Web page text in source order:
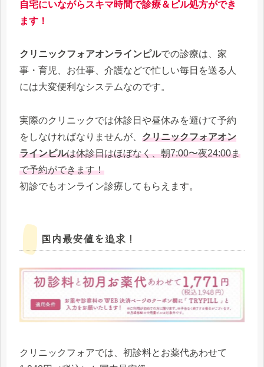
自宅にいながらスキマ時間で診療＆ピル処方ができ
ます！
クリニックフォアオンラインピルでの診療は、家
事・育児、お仕事、介護などで忙しい毎日を送る人
には大変便利なシステムなのです。
実際のクリニックでは休診日や昼休みを避けて予約
をしなければなりませんが、 クリニックフォアオン
ラインピルは休診日はほぼなく、朝7:00〜夜24:00ま
で予約ができます！
初診でもオンライン診療してもらえます。
国内最安値を追求！
クリニックフォアでは、初診料とお薬代あわせて